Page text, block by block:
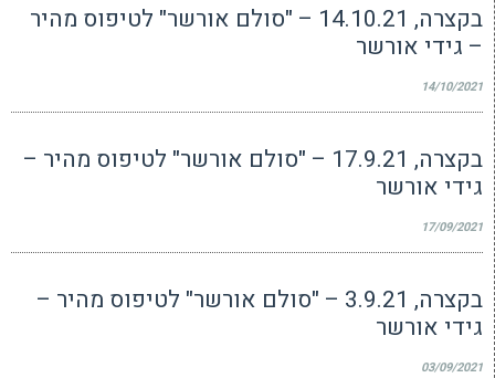
בקצרה, 14.10.21 – "סולם אורשר" לטיפוס מהיר
– גידי אורשר
14/10/2021
בקצרה, 17.9.21 – "סולם אורשר" לטיפוס מהיר –
גידי אורשר
17/09/2021
בקצרה, 3.9.21 – "סולם אורשר" לטיפוס מהיר –
גידי אורשר
03/09/2021